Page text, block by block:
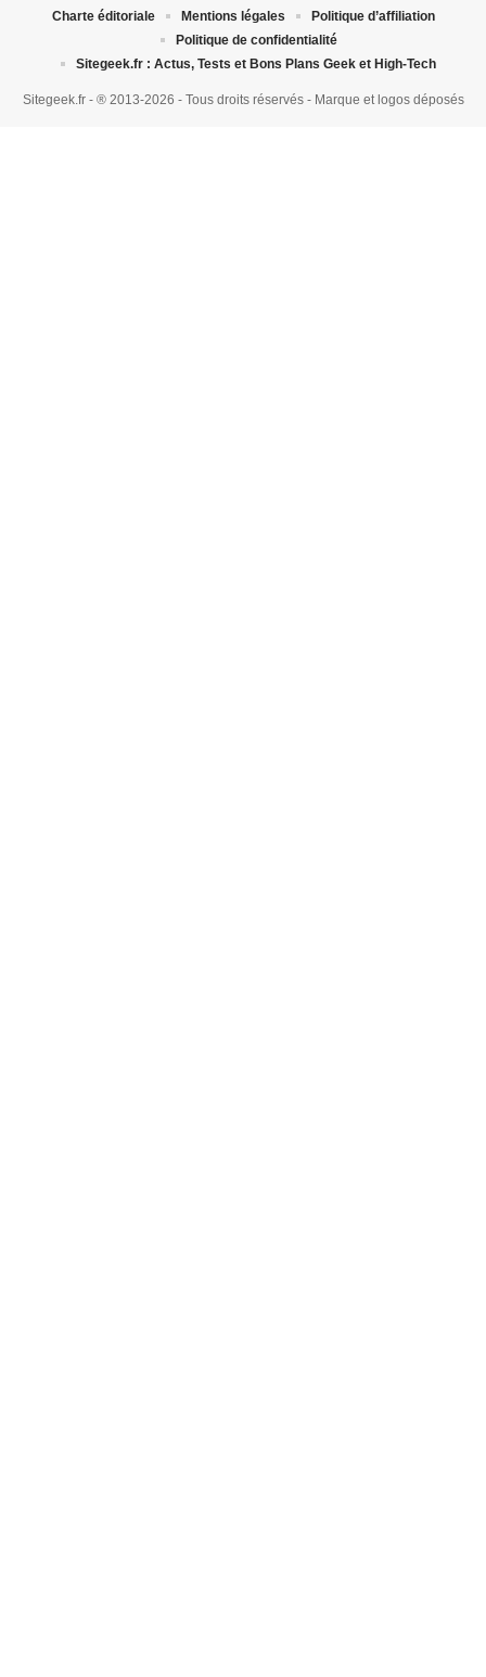
Sitegeek.fr - ® 2013-2026 - Tous droits réservés - Marque et logos déposés
Charte éditoriale Mentions légales
Politique d’affiliation
Politique de confidentialité
Sitegeek.fr : Actus, Tests et Bons Plans Geek et High-Tech